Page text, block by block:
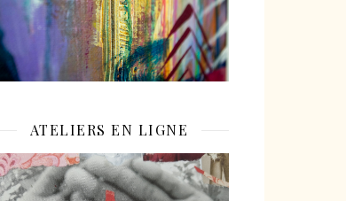
ATELIERS EN LIGNE